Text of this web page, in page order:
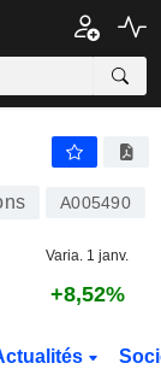
A005490
Varia. 1 janv.
+8,52%